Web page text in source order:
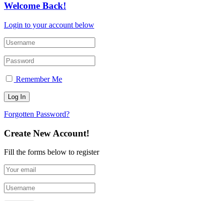
Welcome Back!
Login to your account below
Remember Me
Forgotten Password?
Create New Account!
Fill the forms below to register